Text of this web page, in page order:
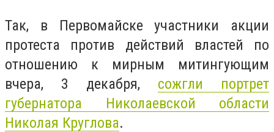
Так, в Первомайске участники акции
протеста против действий властей по
отношению к мирным митингующим
вчера, 3 декабря, сожгли портрет
губернатора Николаевской области
Николая Круглова.